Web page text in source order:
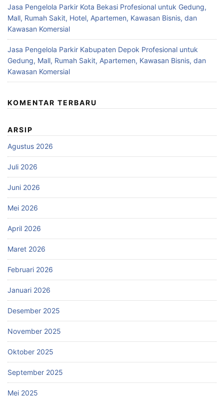
Jasa Pengelola Parkir Kota Bekasi Profesional untuk Gedung,
Mall, Rumah Sakit, Hotel, Apartemen, Kawasan Bisnis, dan
Kawasan Komersial
Jasa Pengelola Parkir Kabupaten Depok Profesional untuk
Gedung, Mall, Rumah Sakit, Apartemen, Kawasan Bisnis, dan
Kawasan Komersial
KOMENTAR TERBARU
ARSIP
Agustus 2026
Juli 2026
Juni 2026
Mei 2026
April 2026
Maret 2026
Februari 2026
Januari 2026
Desember 2025
November 2025
Oktober 2025
September 2025
Mei 2025